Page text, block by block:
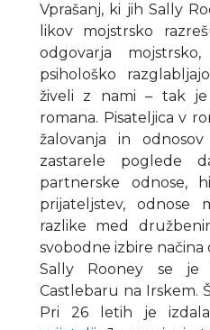
Vprašanj, ki jih Sally
likov mojstrsko
odgovarja
psihološko
živeli z nami – tak
romana. Pisateljica v
žalovanja in
zastarele poglede
partnerske odnose,
prijateljstev, odnose
razlike med
svobodne izbire načina
Sally Rooney se
Castlebaru na Irskem.
Pri 26 letih je